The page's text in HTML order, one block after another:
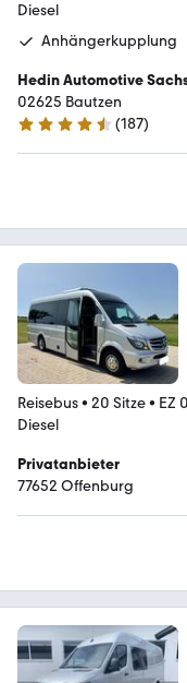
Diesel
Anhängerkupplung
Hedin Automotive
02625 Bautzen
4.5 Sterne
(187)
Reisebus• 20 Sitze• EZ
Diesel
Privatanbieter
77652 Offenburg